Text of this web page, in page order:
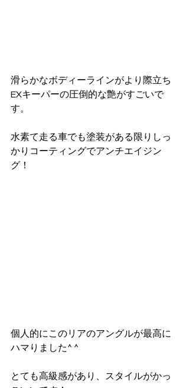
滑らかなボディーラインがより際立ち
EXキーパーの圧倒的な艶がすごいで
す。
水素て走る車でも塗装がある限りしっ
かりコーティングでアンチエイジン
グ！
個人的にこのリアのアングルが最高に
ハマりました^ ^
とても高級感があり、スタイルがかっ